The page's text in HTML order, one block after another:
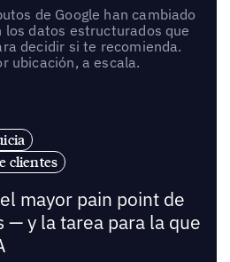
de Google han cambiado
datos estructurados que
decidir si te recomienda.
ubicación, a escala.
clientes
mayor pain point de
— y la tarea para la que